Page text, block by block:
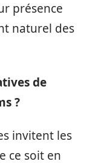
présence
naturel des
de
?
invitent les
ce soit en